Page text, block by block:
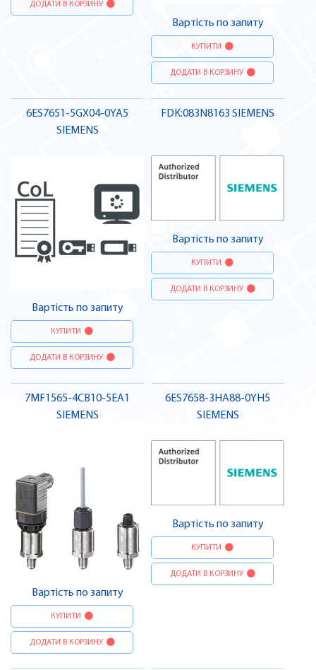
ДОДАТИ В КОРЗИНУ
Вартість по запиту
КУПИТИ
ДОДАТИ В КОРЗИНУ
6ES7651-5GX04-0YA5
SIEMENS
Вартість по запиту
КУПИТИ
ДОДАТИ В КОРЗИНУ
FDK:083N8163 SIEMENS
Вартість по запиту
КУПИТИ
ДОДАТИ В КОРЗИНУ
7MF1565-4CB10-5EA1
SIEMENS
Вартість по запиту
КУПИТИ
ДОДАТИ В КОРЗИНУ
6ES7658-3HA88-0YH5
SIEMENS
Вартість по запиту
КУПИТИ
ДОДАТИ В КОРЗИНУ